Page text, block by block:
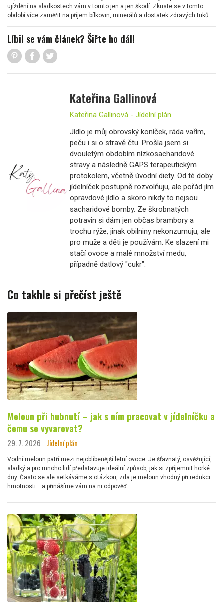
ujíždění na sladkostech vám v tomto jen a jen škodí. Zkuste se v tomto
období více zaměřit na příjem bílkovin, minerálů a dostatek zdravých tuků.
Líbil se vám článek? Šiřte ho dál!
Kateřina Gallinová
Kateřina Gallinová - Jídelní plán
Jídlo je můj obrovský koníček, ráda vařím,
peču i si o stravě čtu. Prošla jsem si
dvouletým obdobím nízkosacharidové
stravy a následně GAPS terapeutickým
protokolem, včetně úvodní diety. Od té doby
jídelníček postupně rozvolňuju, ale pořád jím
opravdové jídlo a skoro nikdy to nejsou
sacharidové bomby. Ze škrobnatých
potravin si dám jen občas brambory a
trochu rýže, jinak obilniny nekonzumuju, ale
pro muže a děti je používám. Ke slazení mi
stačí ovoce a malé množství medu,
případně datlový "cukr".
Co takhle si přečíst ještě
Meloun při hubnutí – jak s ním pracovat v jídelníčku a
čemu se vyvarovat?
29. 7. 2026 Jídelní plán
Vodní meloun patří mezi nejoblíbenější letní ovoce. Je šťavnatý, osvěžující,
sladký a pro mnoho lidí představuje ideální způsob, jak si zpříjemnit horké
dny. Často se ale setkáváme s otázkou, zda je meloun vhodný při redukci
hmotnosti… a přinášíme vám na ni odpověď.